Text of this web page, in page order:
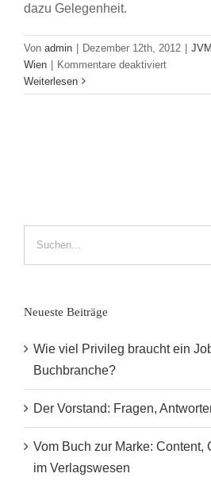
dazu Gelegenheit.
Von admin | Dezember 12th, 2012 |
Wien | Kommentare deaktiviertfür
das
Weiterlesen
Neueste Beiträge
Wie viel Privileg braucht ein
Buchbranche?
Der Vorstand: Fragen,
Vom Buch zur Marke: Content,
im Verlagswesen